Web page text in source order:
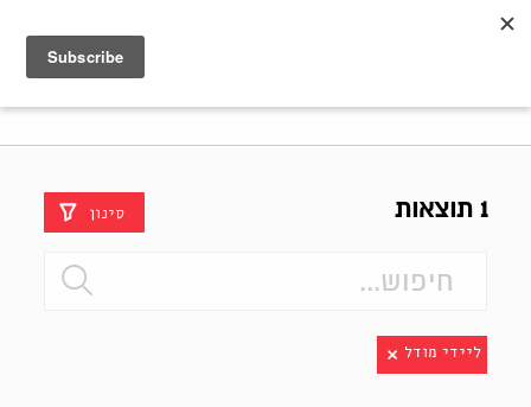
1 תוצאות סינון
ליידי מודל